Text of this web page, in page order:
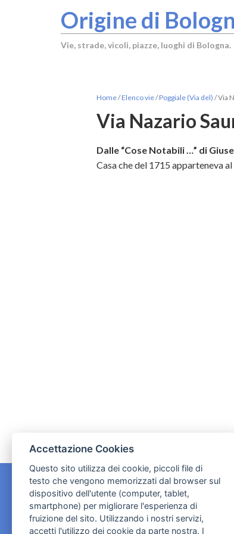
Origine di
Vie, strade, vicoli, piazze, luoghi di Bologna.
Home/Elenco vie/Poggiale (Via del) /Via
Via Nazario
Dalle “Cose Notabili …” di
Casa che del 1715 apparteneva
CONTATTI
Accettazione Cookies
Questo sito utilizza dei cookie, piccoli file di
testo che vengono memorizzati dal browser sul
dispositivo dell'utente (computer, tablet,
smartphone) per migliorare l'esperienza di
fruizione del sito. Utilizzando i nostri servizi,
accetti l'utilizzo dei cookie da parte nostra. I